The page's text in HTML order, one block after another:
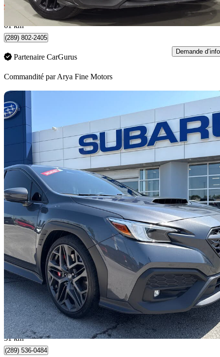
542 $/mois env.
North York, ON
61 km
(289) 802-2405
Partenaire CarGurus
Demande d’info
Commandité parArya Fine Motors
2024 Subaru WRX
RS AWD 21 630 km
35 488 $ Bonne
623 $/mois env.
Newmarket, ON
31 km
(289) 536-0484